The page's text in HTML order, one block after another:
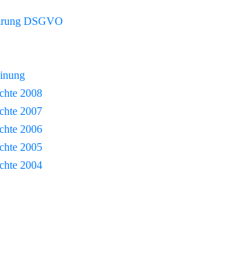
DSGVO
2008
2007
2006
2005
2004